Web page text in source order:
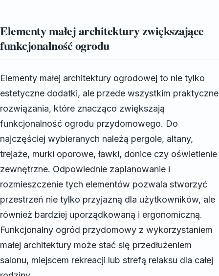
Elementy małej architektury zwiększające
funkcjonalność ogrodu
Elementy małej architektury ogrodowej to nie tylko
estetyczne dodatki, ale przede wszystkim praktyczne
rozwiązania, które znacząco zwiększają
funkcjonalność ogrodu przydomowego. Do
najczęściej wybieranych należą pergole, altany,
trejaże, murki oporowe, ławki, donice czy oświetlenie
zewnętrzne. Odpowiednie zaplanowanie i
rozmieszczenie tych elementów pozwala stworzyć
przestrzeń nie tylko przyjazną dla użytkowników, ale
również bardziej uporządkowaną i ergonomiczną.
Funkcjonalny ogród przydomowy z wykorzystaniem
małej architektury może stać się przedłużeniem
salonu, miejscem rekreacji lub strefą relaksu dla całej